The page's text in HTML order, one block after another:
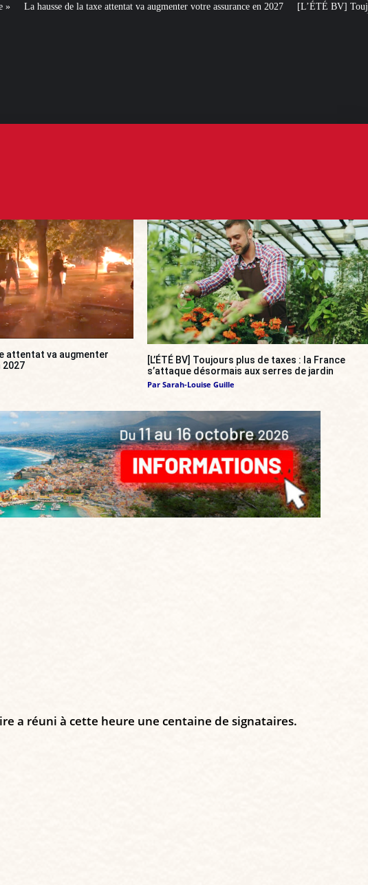
va augmenter votre assurance en 2027 [L’ÉTÉ BV] Toujours plus de taxes : la
attentat va augmenter
2027
[L’ÉTÉ BV] Toujours plus de taxes : la France
s’attaque désormais aux serres de jardin
Par Sarah-Louise Guille
a réuni à cette heure une centaine de signataires.